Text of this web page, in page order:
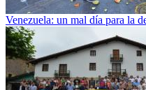
Venezuela: un mal día para la